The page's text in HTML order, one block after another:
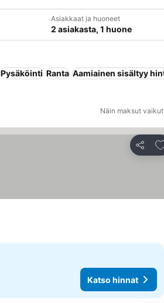
Asiakkaat ja huoneet
2 asiakasta, 1 huone
Pysäköinti Ranta Aamiainen sisältyy
Näin maksut
Jaa
Katso hinnat